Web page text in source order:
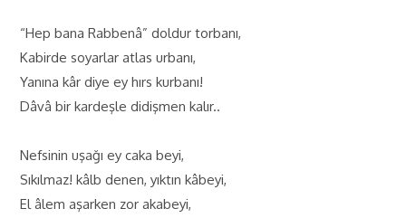
“Hep bana Rabbenâ” doldur torbanı,
Kabirde soyarlar atlas urbanı,
Yanına kâr diye ey hırs kurbanı!
Dâvâ bir kardeşle didişmen kalır..
Nefsinin uşağı ey caka beyi,
Sıkılmaz! kâlb denen, yıktın kâbeyi,
El âlem aşarken zor akabeyi,